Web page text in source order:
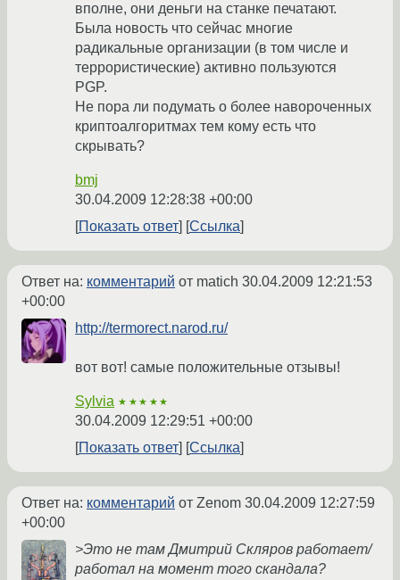
вполне, они деньги на станке печатают.
Была новость что сейчас многие
радикальные организации (в том числе и
террористические) активно пользуются
PGP.
Не пора ли подумать о более навороченных
криптоалгоритмах тем кому есть что
скрывать?
bmj
30.04.2009 12:28:38 +00:00
Показать ответ
Ссылка
Ответ на: комментарий от matich 30.04.2009 12:21:53
+00:00
http://termorect.narod.ru/
вот вот! самые положительные отзывы!
Sylvia ★★★★★
30.04.2009 12:29:51 +00:00
Показать ответ
Ссылка
Ответ на: комментарий от Zenom 30.04.2009 12:27:59
+00:00
>Это не там Дмитрий Скляров работает/
работал на момент того скандала?